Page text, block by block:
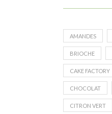
AMANDES
BRIOCHE
CAKE FACTORY
CHOCOLAT
CITRON VERT